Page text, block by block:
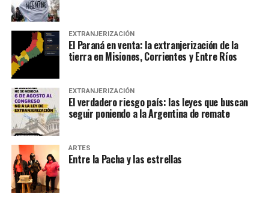
EXTRANJERIZACIÓN
El Paraná en venta: la extranjerización de la
tierra en Misiones, Corrientes y Entre Ríos
EXTRANJERIZACIÓN
El verdadero riesgo país: las leyes que buscan
seguir poniendo a la Argentina de remate
ARTES
Entre la Pacha y las estrellas